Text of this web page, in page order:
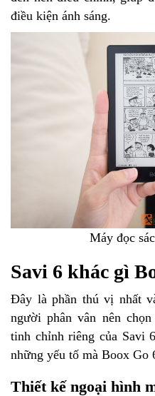
điều kiện ánh sáng.
Máy đọc
Savi 6 khác gì
Đây là phần thú vị nhất
người phân vân nên
tinh chỉnh riêng của Savi
những yếu tố mà Boox Go
Thiết kế ngoại hình